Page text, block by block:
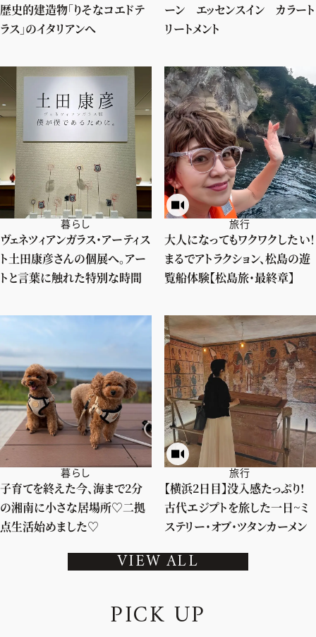
歴史的建造物「りそなコエドテ
ラス」のイタリアンへ
ーン エッセンスイン カラート
リートメント
暮らし
ヴェネツィアンガラス・アーティス
ト土田康彦さんの個展へ。アー
トと言葉に触れた特別な時間
旅行
大人になってもワクワクしたい！
まるでアトラクション、松島の遊
覧船体験【松島旅・最終章】
暮らし
子育てを終えた今、海まで2分
の湘南に小さな居場所♡二拠
点生活始めました♡
旅行
【横浜2日目】没入感たっぷり!
古代エジプトを旅した一日~ミ
ステリー・オブ・ツタンカーメン
VIEW ALL
PICK UP